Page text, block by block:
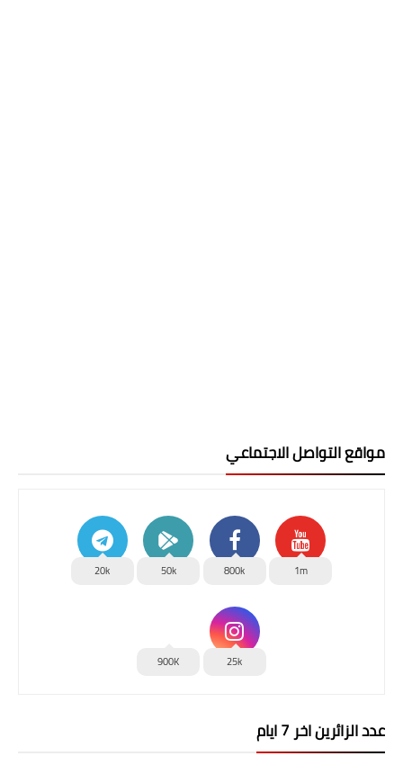
مواقع التواصل الاجتماعي
1m
800k
50k
20k
25k
900K
عدد الزائرين اخر 7 ايام